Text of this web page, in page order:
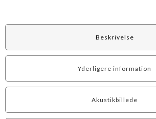
Beskrivelse
Yderligere information
Akustikbillede